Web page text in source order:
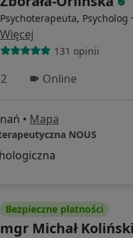
Psychoterapeuta, Psycholog ·
Więcej
131 opinii
Online
• Mapa
NOUS
Bezpieczne płatności
mgr Michał Koliński